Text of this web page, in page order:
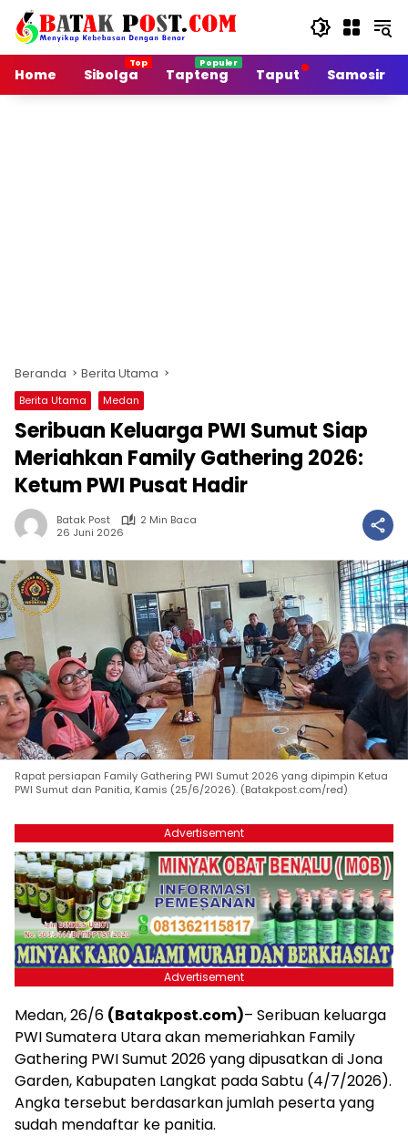
Langsung
konten
Home
Sibolga Tapteng Taput Samosir
Beranda Berita Utama
Berita Utama Medan
Seribuan Keluarga PWI Sumut Siap
Meriahkan Family Gathering 2026:
Ketum PWI Pusat Hadir
Batak Post
2 Min Baca
26 Juni 2026
Rapat persiapan Family Gathering PWI Sumut 2026 yang dipimpin Ketua
PWI Sumut dan Panitia, Kamis (25/6/2026). (Batakpost.com/red)
Advertisement
Advertisement
Medan, 26/6 (Batakpost.com)– Seribuan keluarga
PWI Sumatera Utara akan memeriahkan Family
Gathering PWI Sumut 2026 yang dipusatkan di Jona
Garden, Kabupaten Langkat pada Sabtu (4/7/2026).
Angka tersebut berdasarkan jumlah peserta yang
sudah mendaftar ke panitia.